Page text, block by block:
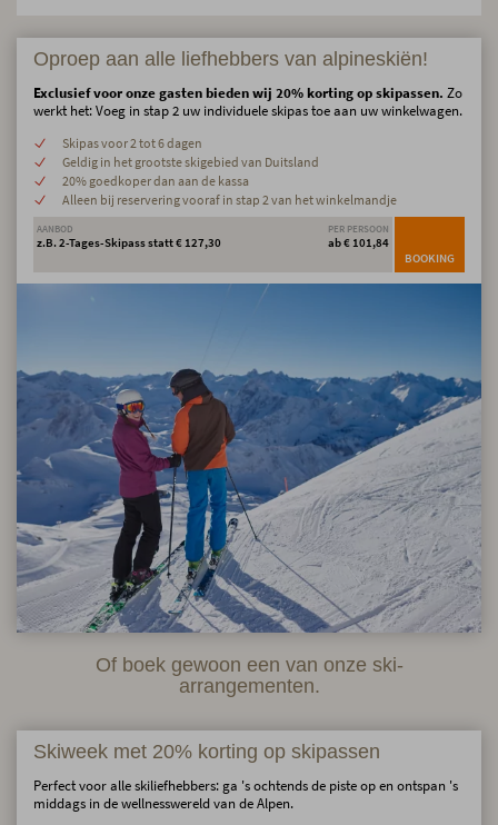
Oproep aan alle liefhebbers van alpineskiën!
Exclusief voor onze gasten bieden wij 20% korting op skipassen. Zo
werkt het: Voeg in stap 2 uw individuele skipas toe aan uw winkelwagen.
Skipas voor 2 tot 6 dagen
Geldig in het grootste skigebied van Duitsland
20% goedkoper dan aan de kassa
Alleen bij reservering vooraf in stap 2 van het winkelmandje
AANBOD
z.B. 2-Tages-Skipass statt € 127,30
PER PERSOON
ab € 101,84
BOOKING
Of boek gewoon een van onze ski-
arrangementen.
Skiweek met 20% korting op skipassen
Perfect voor alle skiliefhebbers: ga 's ochtends de piste op en ontspan 's
middags in de wellnesswereld van de Alpen.